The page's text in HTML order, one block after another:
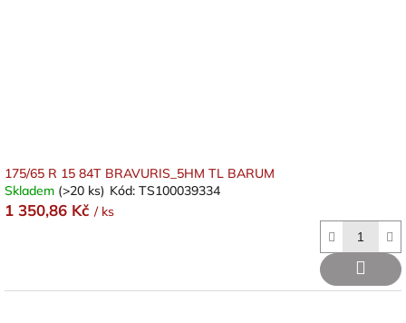
175/65 R 15 84T BRAVURIS_5HM TL BARUM
Skladem (>20 ks) Kód: TS100039334
1 350,86 Kč / ks